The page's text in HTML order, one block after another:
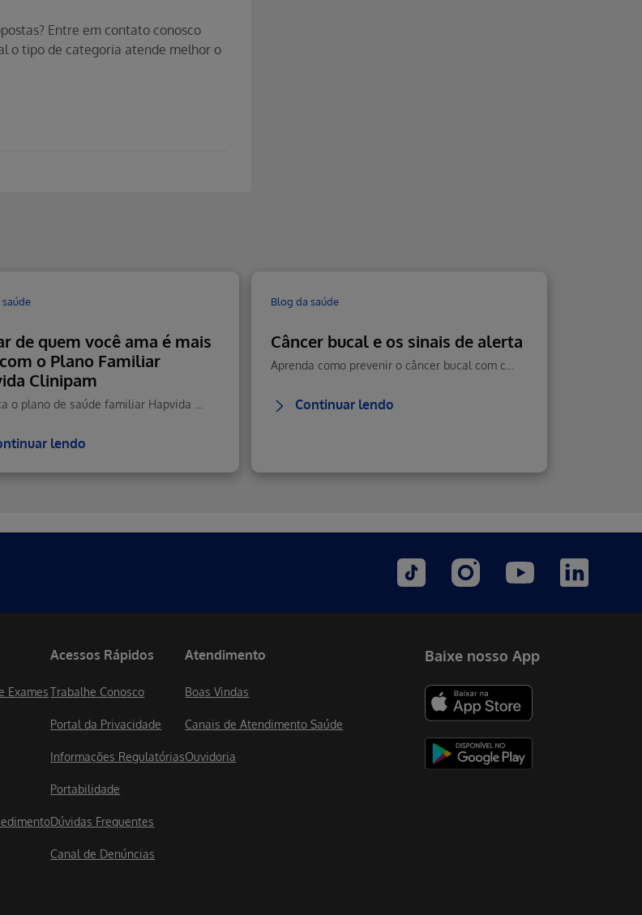
Entre em contato conosco
o tipo de categoria atende melhor o
de quem você ama é mais
o Plano Familiar
Clinipam
lendo
Blog da saúde
Câncer bucal e os sinais de alerta
Continuar lendo
Exames
Acessos Rápidos
Trabalhe Conosco
Portal da Privacidade
Informações Regulatórias
Portabilidade
Dúvidas Frequentes
Canal de Denúncias
Atendimento
Boas Vindas
Canais de Atendimento Saúde
Ouvidoria
Baixe nosso App